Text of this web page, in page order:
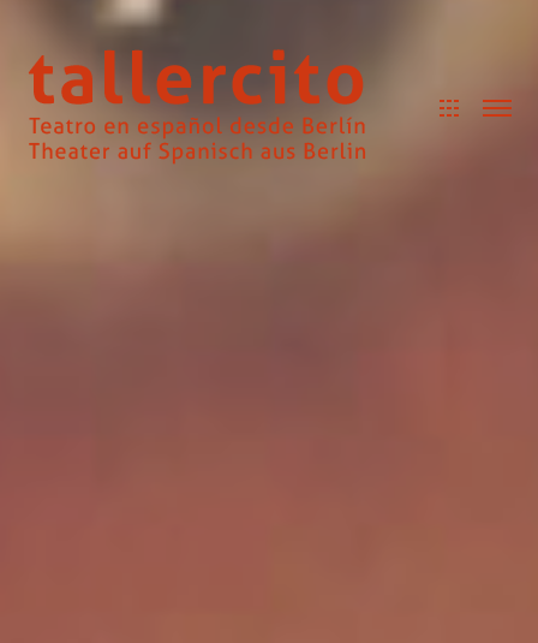
Cookie Consent Banner von Real Cookie Banner